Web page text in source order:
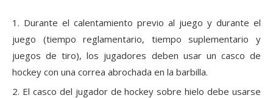
1. Durante el calentamiento previo al juego y durante el
juego (tiempo reglamentario, tiempo suplementario y
juegos de tiro), los jugadores deben usar un casco de
hockey con una correa abrochada en la barbilla.
2. El casco del jugador de hockey sobre hielo debe usarse